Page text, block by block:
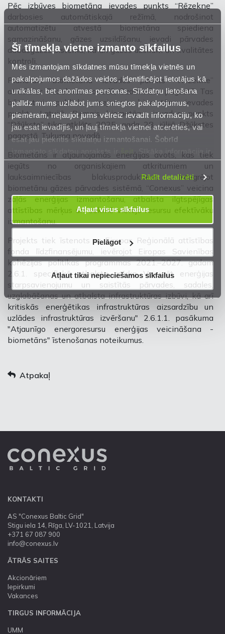
Šī tīmekļa vietne izmanto sīkfailus
Mēs izmantojam sīkdatnes mūsu tīmekļa vietnēs un
pakalpojumos dažādos veidos, identificējot lietotājus kā
unikālas, bet anonīmas personas. Sīkdatņu lietošana
palīdz mums uzlabot jums sniegtos pakalpojumus,
piemēram, neļaujot jums vēlreiz ievadīt informāciju, ko
jau esat ievadījis, un ļauj tīmekļa vietnei atcerēties, vai
esat jau piekritis sīkdatņu izmantošanai. Šobrīd
izmantoto sīkdatņu apraksts ir
. Sīkāka informācija ir
mūsuPrivātuma atrunā.
Rādīt detalizēti
Atļaut visus sīkfailus
Pielāgot
Atļaut tikai nepieciešamos sīkfailus
Pēc izbūves biometāna ievades punkts “Rēzekne”
darbosies automātiskajā režīmā, nodrošinot
automatizētu atvestā biometāna spiediena
samazināšanu, gāzes uzsildīšanu, ievadi pārvades
dabasgāzes sistēmā, kā arī gāzes uzskaiti un kvalitātes
kontroli.
Plānotais biometāna ievades punkts “Rēzekne”
atradīsies Rēzeknes novadā, Ozolmuižas pagastā. Tas
būs otrais publiski pieejamais biometāna ievades
punkts Latvijā. Pirmais biometāna ievades punkts
“Džūkste” tika atklāts 2025. gada 28. jūlijā Džūkstes
pagastā, Tukuma novadā.
Biometāns ir atjaunojamās enerģijas avots, kas tiek
iegūts no organiskajiem atkritumiem un
lauksaimniecības blakusproduktiem. Integrējot
biometānu gāzes pārvades sistēmā, “Conexus” veicina
zaļās enerģijas izmantošanu, atbalsta ilgtspējīgas
attīstības mērķus un sekmē vietējo resursu efektīvāku
izmantošanu.
Projekts tiek īstenots ar Eiropas Reģionālā attīstības
fonda līdzfinansējumu, ievērojot Eiropas Savienības
kohēzijas politikas programmas 2021.–2027. gadam
2.6.1. specifiskā atbalsta mērķa Veicināt enerģijas
starpsavienojumu un saistītās pārvades, sadales,
uzglabāšanas un atbalsta infrastruktūras izbūvi, kā arī
kritiskās enerģētikas infrastruktūras aizsardzību un
uzlādes infrastruktūras izvēršanu" 2.6.1.1. pasākuma
"Atjaunīgo energoresursu enerģijas veicināšana -
biometāns" īstenošanas noteikumus.
Atpakaļ
KONTAKTI
AS "Conexus Baltic Grid"
Stigu iela 14, Rīga, LV-1021, Latvija
+371 67 087 900
info@conexus.lv
ĀTRĀS SAITES
Akcionāriem
Iepirkumi
Vakances
TIRGUS INFORMĀCIJA
UMM